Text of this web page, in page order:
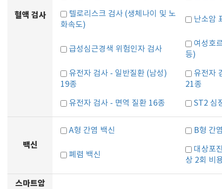
혈액 검사
텔로리스크 검사 (생체나이 및 노
화속도)
난소암
급성심근경색 위험인자 검사
여성호
등)
유전자 검사 - 일반질환 (남성)
19종
유전자
21종
유전자 검사 - 면역 질환 16종 ST2 심
백신
A형 간염 백신 B형 간
폐렴 백신
대상포
상 2회 비
스마트암